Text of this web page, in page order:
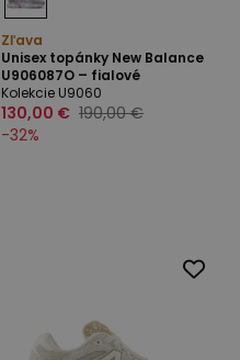
Zľava
Unisex topánky New Balance
U906087O – fialové
Kolekcie U9060
130,00 € 190,00 €
-32%